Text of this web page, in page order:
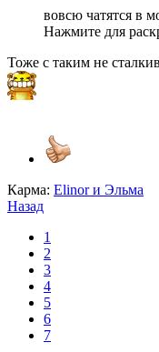
вовсю чатятся в
Нажмите для
Тоже с таким не
Карма: Elinorи Эльма
Назад
1
2
3
4
5
6
7